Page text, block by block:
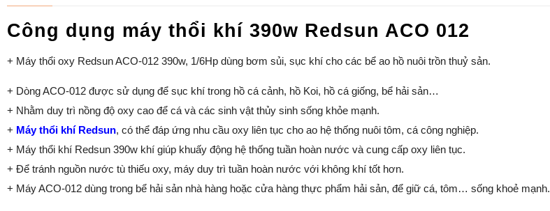
Công dụng máy thổi khí 390w Redsun ACO 012
+ Máy thổi oxy Redsun ACO-012 390w, 1/6Hp dùng bơm sủi, sục khí cho các bể ao hồ nuôi trồn thuỷ sản.
+ Dòng ACO-012 được sử dụng để sục khí trong hồ cá cảnh, hồ Koi, hồ cá giống, bể hải sản…
+ Nhằm duy trì nồng độ oxy cao để cá và các sinh vật thủy sinh sống khỏe mạnh.
+ Máy thổi khí Redsun, có thể đáp ứng nhu cầu oxy liên tục cho ao hệ thống nuôi tôm, cá công nghiệp.
+ Máy thổi khí Redsun 390w khí giúp khuấy động hệ thống tuần hoàn nước và cung cấp oxy liên tục.
+ Để tránh nguồn nước tù thiếu oxy, máy duy trì tuần hoàn nước với không khí tốt hơn.
+ Máy ACO-012 dùng trong bể hải sản nhà hàng hoặc cửa hàng thực phẩm hải sản, để giữ cá, tôm… sống khoẻ mạnh.